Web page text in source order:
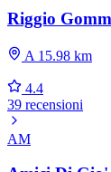
Riggio
A 15.98 km
4.4
39 recensioni
AM